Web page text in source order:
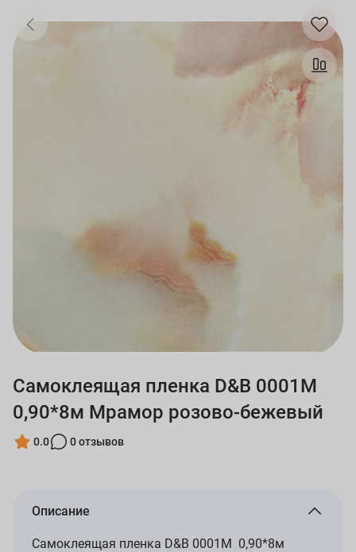
Самоклеящая пленка D&B 0001М
0,90*8м Мрамор розово-бежевый
0.0 0 отзывов
Описание
Самоклеящая пленка D&B 0001М 0,90*8м